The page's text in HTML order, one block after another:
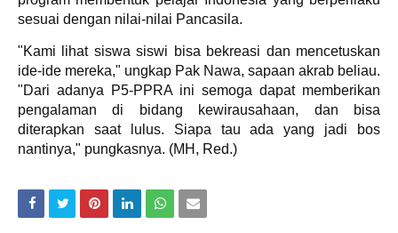
sesuai dengan nilai-nilai Pancasila.
"Kami lihat siswa siswi bisa bekreasi dan mencetuskan
ide-ide mereka," ungkap Pak Nawa, sapaan akrab beliau.
"Dari adanya P5-PPRA ini semoga dapat memberikan
pengalaman di bidang kewirausahaan, dan bisa
diterapkan saat lulus. Siapa tau ada yang jadi bos
nantinya," pungkasnya. (MH, Red.)